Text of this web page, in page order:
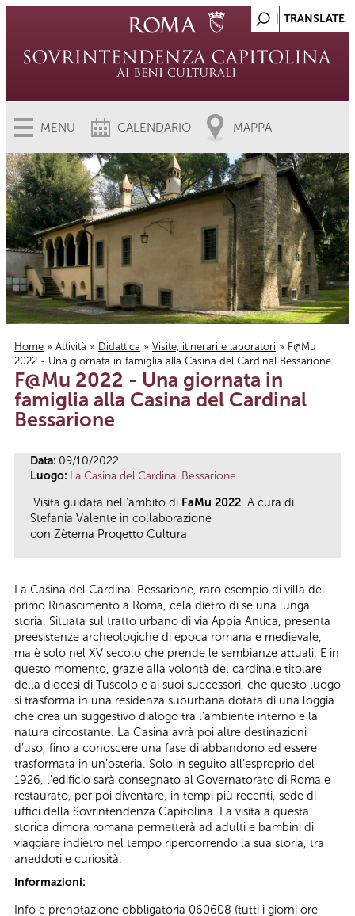
MENU CALENDARIO MAPPA
Tu sei qui
Home » Attività » Didattica » Visite, itinerari e laboratori » F@Mu
2022 - Una giornata in famiglia alla Casina del Cardinal Bessarione
F@Mu 2022 - Una giornata in
famiglia alla Casina del Cardinal
Bessarione
Data: 09/10/2022
Luogo: La Casina del Cardinal Bessarione
Visita guidata nell'ambito di FaMu 2022. A cura di
Stefania Valente in collaborazione
con Zètema Progetto Cultura
La Casina del Cardinal Bessarione, raro esempio di villa del
primo Rinascimento a Roma, cela dietro di sé una lunga
storia. Situata sul tratto urbano di via Appia Antica, presenta
preesistenze archeologiche di epoca romana e medievale,
ma è solo nel XV secolo che prende le sembianze attuali. È in
questo momento, grazie alla volontà del cardinale titolare
della diocesi di Tuscolo e ai suoi successori, che questo luogo
si trasforma in una residenza suburbana dotata di una loggia
che crea un suggestivo dialogo tra l’ambiente interno e la
natura circostante. La Casina avrà poi altre destinazioni
d’uso, fino a conoscere una fase di abbandono ed essere
trasformata in un’osteria. Solo in seguito all’esproprio del
1926, l’edificio sarà consegnato al Governatorato di Roma e
restaurato, per poi diventare, in tempi più recenti, sede di
uffici della Sovrintendenza Capitolina. La visita a questa
storica dimora romana permetterà ad adulti e bambini di
viaggiare indietro nel tempo ripercorrendo la sua storia, tra
aneddoti e curiosità.
Informazioni:
Info e prenotazione obbligatoria 060608 (tutti i giorni ore